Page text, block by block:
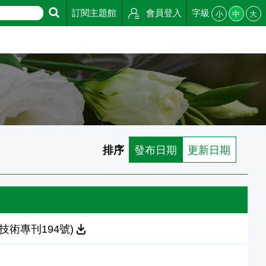
訂閱主題館 會員登入 字級 小 中 大
排序 發布日期 更新日期
術專刊194號)